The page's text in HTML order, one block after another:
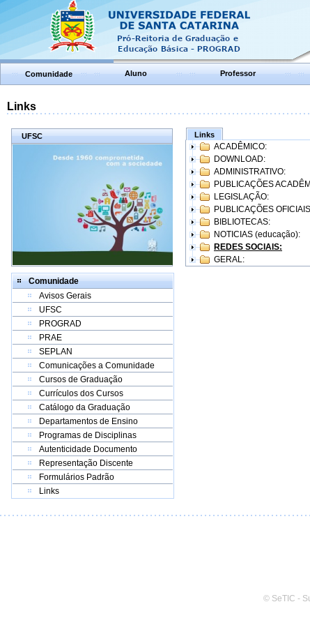
Comunidade Aluno Professor
Links
UFSC
Comunidade
Avisos Gerais
UFSC
PROGRAD
PRAE
SEPLAN
Comunicações a Comunidade
Cursos de Graduação
Currículos dos Cursos
Catálogo da Graduação
Departamentos de Ensino
Programas de Disciplinas
Autenticidade Documento
Representação Discente
Formulários Padrão
Links
Links
ACADÊMICO:
DOWNLOAD:
ADMINISTRATIVO:
PUBLICAÇÕES
LEGISLAÇÃO:
PUBLICAÇÕES
BIBLIOTECAS:
NOTICIAS (educação):
REDES SOCIAIS:
GERAL:
© SeTIC -